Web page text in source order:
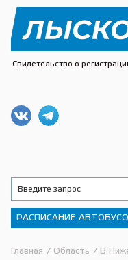
Свидетельство о
РАСПИСАНИЕ
Главная / Область / В